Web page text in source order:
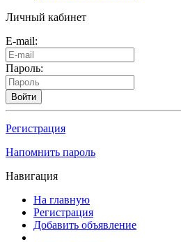
Личный кабинет
E-mail:
Пароль:
Войти
Регистрация
Напомнить пароль
Навигация
На главную
Регистрация
Добавить объявление